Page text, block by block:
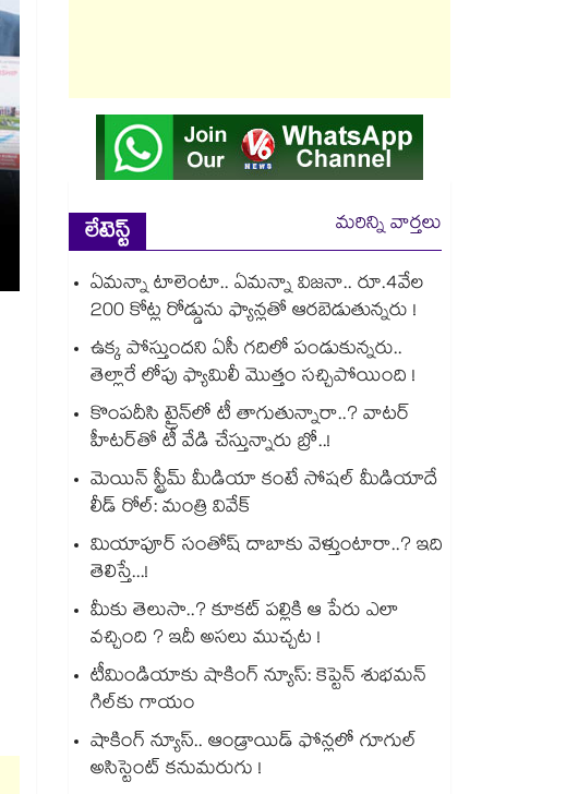
లేటెస్ట్
మరిన్ని వార్తలు
ఏమన్నా టాలెంటా.. ఏమన్నా విజనా.. రూ.4వేల
200 కోట్ల రోడ్డును ఫ్యాన్లతో ఆరబెడుతున్నరు !
ఉక్క పోస్తుందని ఏసీ గదిలో పండుకున్నరు..
తెల్లారే లోపు ఫ్యామిలీ మొత్తం సచ్చిపోయింది !
కొంపదీసి ట్రైన్⁬లో టీ తాగుతున్నారా..? వాటర్
హీటర్⁭⁭తో టీ వేడి చేస్తున్నారు బ్రో..!
మెయిన్ స్ట్రీమ్ మీడియా కంటే సోషల్ మీడియాదే
లీడ్ రోల్: మంత్రి వివేక్
మియాపూర్ సంతోష్ దాబాకు వెళ్తుంటారా..? ఇది
తెలిస్తే...!
మీకు తెలుసా..? కూకట్ పల్లికి ఆ పేరు ఎలా
వచ్చింది ? ఇదీ అసలు ముచ్చట !
టీమిండియాకు షాకింగ్ న్యూస్: కెప్టెన్ శుభమన్
గిల్‎కు గాయం
షాకింగ్ న్యూస్.. ఆండ్రాయిడ్ ఫోన్లలో గూగుల్
అసిస్టెంట్ కనుమరుగు !